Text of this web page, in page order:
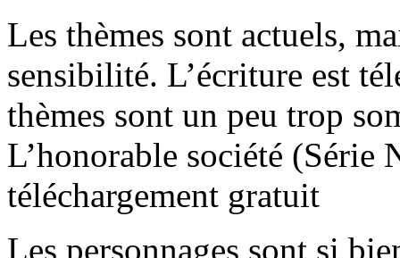
Les thèmes sont actuels,
sensibilité. L’écriture est
thèmes sont un peu trop
L’honorable société (Série
téléchargement gratuit
Les personnages sont si